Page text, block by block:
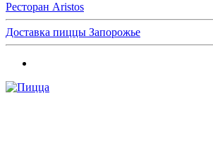
Ресторан Aristos
Доставка пиццы Запорожье